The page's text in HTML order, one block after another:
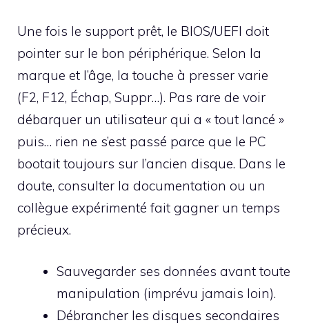
Une fois le support prêt, le BIOS/UEFI doit
pointer sur le bon périphérique. Selon la
marque et l’âge, la touche à presser varie
(F2, F12, Échap, Suppr…). Pas rare de voir
débarquer un utilisateur qui a « tout lancé »
puis… rien ne s’est passé parce que le PC
bootait toujours sur l’ancien disque. Dans le
doute, consulter la documentation ou un
collègue expérimenté fait gagner un temps
précieux.
Sauvegarder ses données avant toute
manipulation (imprévu jamais loin).
Débrancher les disques secondaires